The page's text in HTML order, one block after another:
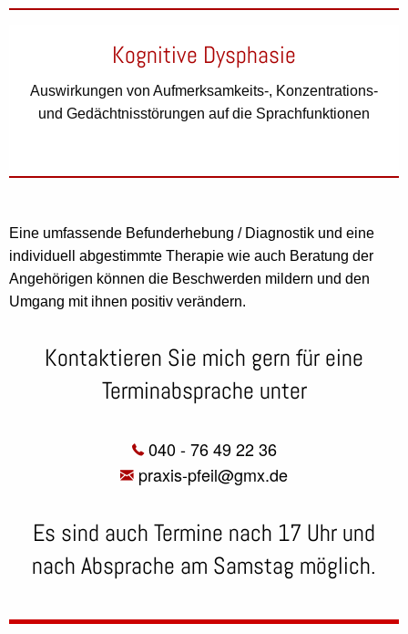
Kognitive Dysphasie
Auswirkungen von Aufmerksamkeits-, Konzentrations-
und Gedächtnisstörungen auf die Sprachfunktionen
Eine umfassende Befunderhebung / Diagnostik und eine
individuell abgestimmte Therapie wie auch Beratung der
Angehörigen können die Beschwerden mildern und den
Umgang mit ihnen positiv verändern.
Kontaktieren Sie mich gern für eine
Terminabsprache unter
040 - 76 49 22 36
praxis-pfeil@gmx.de
Es sind auch Termine nach 17 Uhr und
nach Absprache am Samstag möglich.